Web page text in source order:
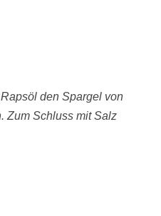
den Spargel von
Zum Schluss mit Salz